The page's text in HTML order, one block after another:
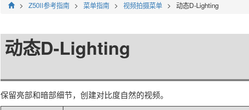
Z50II参考指南 菜单指南 视频拍摄菜单 动态D-Lighting
动态D-Lighting
保留亮部和暗部细节，创建对比度自然的视频。